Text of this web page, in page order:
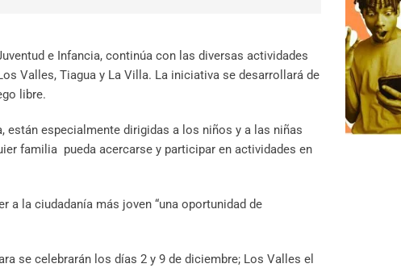
e Infancia, continúa con las diversas actividades
Valles, Tiagua y La Villa. La iniciativa se desarrollará de
libre.
están especialmente dirigidas a los niños y a las niñas
familia pueda acercarse y participar en actividades en
a la ciudadanía más joven “una oportunidad de
se celebrarán los días 2 y 9 de diciembre; Los Valles el